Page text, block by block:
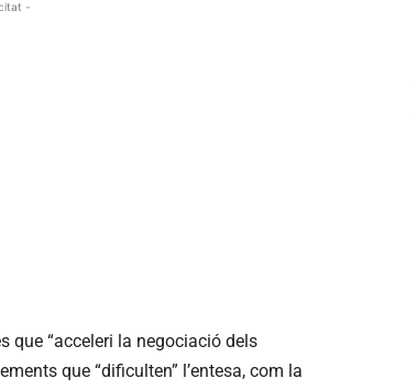
-
que “acceleri la negociació dels
que “dificulten” l’entesa, com la